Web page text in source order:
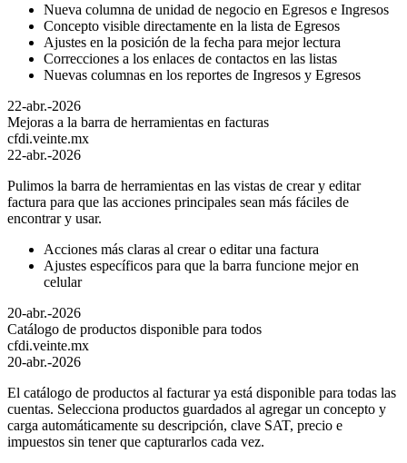
Nueva columna de unidad de negocio en Egresos e Ingresos
Concepto visible directamente en la lista de Egresos
Ajustes en la posición de la fecha para mejor lectura
Correcciones a los enlaces de contactos en las listas
Nuevas columnas en los reportes de Ingresos y Egresos
22-abr.-2026
Mejoras a la barra de herramientas en facturas
cfdi.veinte.mx
22-abr.-2026
Pulimos la barra de herramientas en las vistas de crear y editar
factura para que las acciones principales sean más fáciles de
encontrar y usar.
Acciones más claras al crear o editar una factura
Ajustes específicos para que la barra funcione mejor en
celular
20-abr.-2026
Catálogo de productos disponible para todos
cfdi.veinte.mx
20-abr.-2026
El catálogo de productos al facturar ya está disponible para todas las
cuentas. Selecciona productos guardados al agregar un concepto y
carga automáticamente su descripción, clave SAT, precio e
impuestos sin tener que capturarlos cada vez.